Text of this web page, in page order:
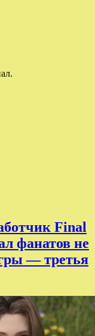
Final
фанатов не
— третья